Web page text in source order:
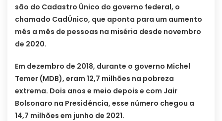
são do Cadastro Único do governo federal, o
chamado CadÚnico, que aponta para um aumento
mês a mês de pessoas na miséria desde novembro
de 2020.
Em dezembro de 2018, durante o governo Michel
Temer (MDB), eram 12,7 milhões na pobreza
extrema. Dois anos e meio depois e com Jair
Bolsonaro na Presidência, esse número chegou a
14,7 milhões em junho de 2021.